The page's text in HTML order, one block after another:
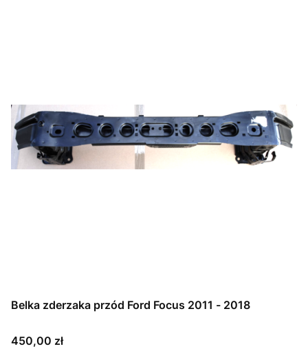
Belka zderzaka przód Ford Focus 2011 - 2018
Cena
450,00 zł